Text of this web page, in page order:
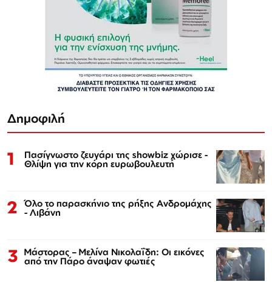
Δημοφιλή
1 Πασίγνωστο ζευγάρι της showbiz χώρισε -
Θλίψη για την κόρη ευρωβουλευτή
2 Όλο το παρασκήνιο της ρήξης Ανδρομάχης
- Λιβάνη
3 Μάστορας – Μελίνα Νικολαΐδη: Οι εικόνες
από την Πάρο άναψαν φωτιές